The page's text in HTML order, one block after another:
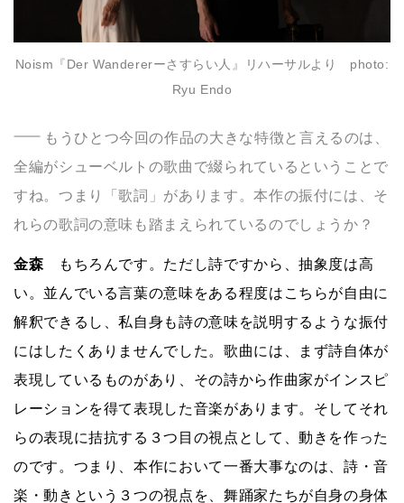
Noism『Der Wandererーさすらい人』リハーサルより photo:
Ryu Endo
もうひとつ今回の作品の大きな特徴と言えるのは、
全編がシューベルトの歌曲で綴られているということで
すね。つまり「歌詞」があります。本作の振付には、そ
れらの歌詞の意味も踏まえられているのでしょうか？
金森 もちろんです。ただし詩ですから、抽象度は高
い。並んでいる言葉の意味をある程度はこちらが自由に
解釈できるし、私自身も詩の意味を説明するような振付
にはしたくありませんでした。歌曲には、まず詩自体が
表現しているものがあり、その詩から作曲家がインスピ
レーションを得て表現した音楽があります。そしてそれ
らの表現に拮抗する３つ目の視点として、動きを作った
のです。つまり、本作において一番大事なのは、詩・音
楽・動きという３つの視点を、舞踊家たちが自身の身体